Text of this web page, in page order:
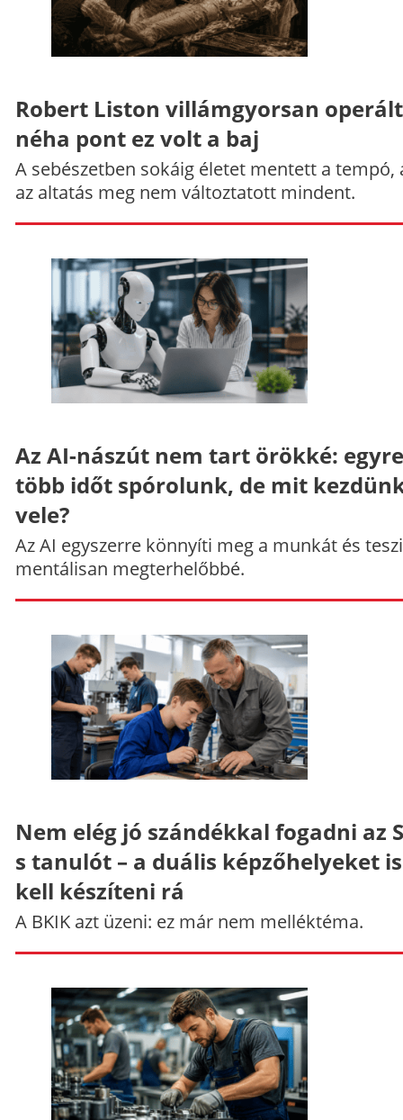
Robert Liston villámgyorsan
néha pont ez volt a baj
A sebészetben sokáig életet mentett a tempó,
az altatás meg nem változtatott mindent.
Az AI-nászút nem tart örökké: egyre
több időt spórolunk, de mit
vele?
Az AI egyszerre könnyíti meg a munkát és
mentálisan megterhelőbbé.
Nem elég jó szándékkal fogadni az
s tanulót – a duális képzőhelyeket
kell készíteni rá
A BKIK azt üzeni: ez már nem melléktéma.